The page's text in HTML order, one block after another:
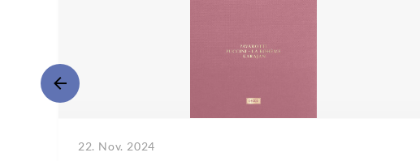
22. Nov. 2024